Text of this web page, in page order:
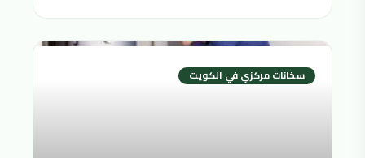
سخانات مركزي في الكويت